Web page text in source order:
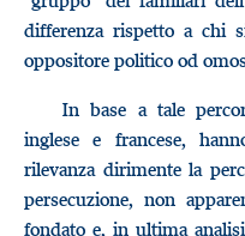
differenza rispetto a chi
oppositore politico od
In base a tale
inglese e francese,
rilevanza dirimente la
persecuzione, non
fondato e, in ultima